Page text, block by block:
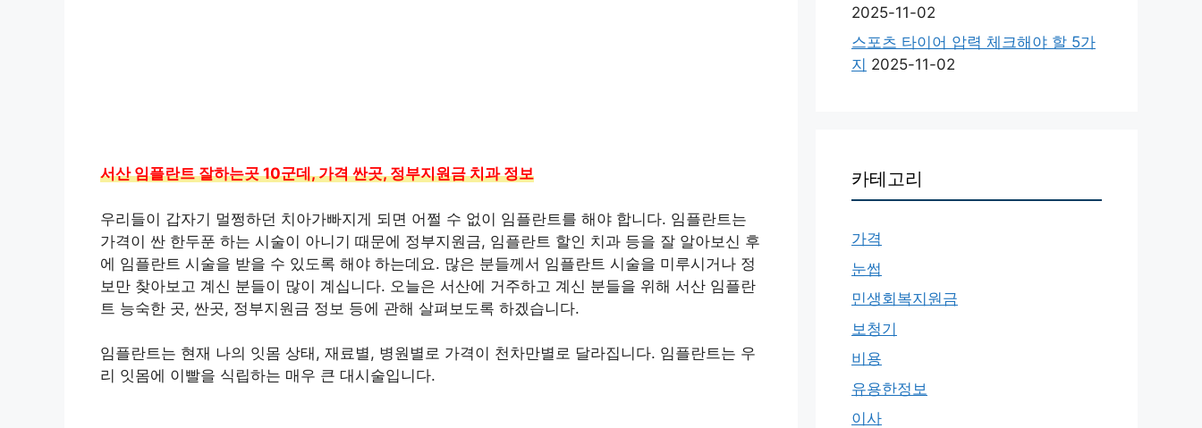
서산 임플란트 잘하는곳 10군데, 가격 싼곳, 정부지원금 치과 정보
우리들이 갑자기 멀쩡하던 치아가빠지게 되면 어쩔 수 없이 임플란트를 해야 합니다. 임플란트는
가격이 싼 한두푼 하는 시술이 아니기 때문에 정부지원금, 임플란트 할인 치과 등을 잘 알아보신 후
에 임플란트 시술을 받을 수 있도록 해야 하는데요. 많은 분들께서 임플란트 시술을 미루시거나 정
보만 찾아보고 계신 분들이 많이 계십니다. 오늘은 서산에 거주하고 계신 분들을 위해 서산 임플란
트 능숙한 곳, 싼곳, 정부지원금 정보 등에 관해 살펴보도록 하겠습니다.
임플란트는 현재 나의 잇몸 상태, 재료별, 병원별로 가격이 천차만별로 달라집니다. 임플란트는 우
리 잇몸에 이빨을 식립하는 매우 큰 대시술입니다.
2025-11-02
스포츠 타이어 압력 체크해야 할 5가
지 2025-11-02
카테고리
가격
눈썹
민생회복지원금
보청기
비용
유용한정보
이사